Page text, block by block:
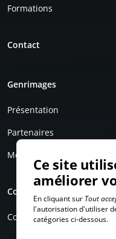
Formations
Contact
Genrimages
Présentation
Partenaires
Mentions légales
Compte personnel
Connexion
Ce site
améliorer
En cliquant sur Tout
l'autorisation d'utiliser
catégories ci-dessous.